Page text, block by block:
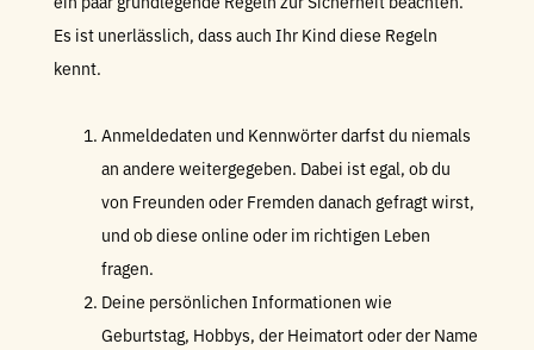
Es ist unerlässlich, dass auch Ihr Kind diese Regeln
kennt.
Anmeldedaten und Kennwörter darfst du niemals
an andere weitergegeben. Dabei ist egal, ob du
von Freunden oder Fremden danach gefragt wirst,
und ob diese online oder im richtigen Leben
fragen.
Deine persönlichen Informationen wie
Geburtstag, Hobbys, der Heimatort oder der Name